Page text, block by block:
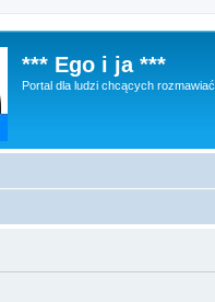
*** Ego i ja ***
Portal dla ludzi chcących rozmawiać